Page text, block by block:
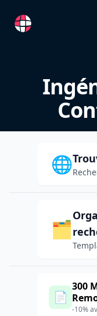
RemoteFR
🌐
🗂️
📄
300
-10%